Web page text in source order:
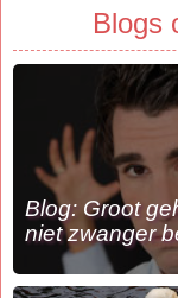
Blogs
Blog: Groot
niet zwanger